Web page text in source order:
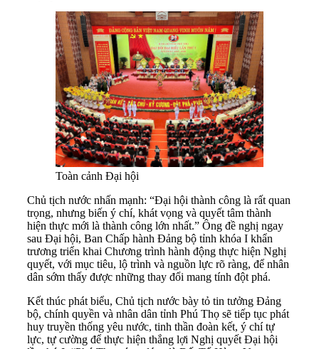
Toàn cảnh Đại hội
Chủ tịch nước nhấn mạnh: “Đại hội thành công là rất quan
trọng, nhưng biến ý chí, khát vọng và quyết tâm thành
hiện thực mới là thành công lớn nhất.” Ông đề nghị ngay
sau Đại hội, Ban Chấp hành Đảng bộ tỉnh khóa I khẩn
trương triển khai Chương trình hành động thực hiện Nghị
quyết, với mục tiêu, lộ trình và nguồn lực rõ ràng, để nhân
dân sớm thấy được những thay đổi mang tính đột phá.
Kết thúc phát biểu, Chủ tịch nước bày tỏ tin tưởng Đảng
bộ, chính quyền và nhân dân tỉnh Phú Thọ sẽ tiếp tục phát
huy truyền thống yêu nước, tinh thần đoàn kết, ý chí tự
lực, tự cường để thực hiện thắng lợi Nghị quyết Đại hội